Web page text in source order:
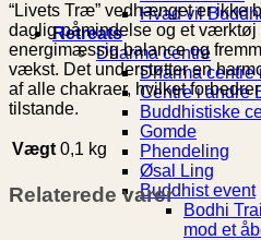
Hvad vil
Retreats
Dharma centre
Dharma centre
Centre i andre
Buddhistiske
Gomde
Phendeling
Øsal Ling
Buddhist event
Bodhi
mod et
“Livets Træ” vedhænget er ikke
daglig påmindelse og et værktøj
energimæssig balance og
vækst. Det understøtter en
af alle chakraer, hvilket
tilstande.
Vægt 0,1 kg
Relaterede varer